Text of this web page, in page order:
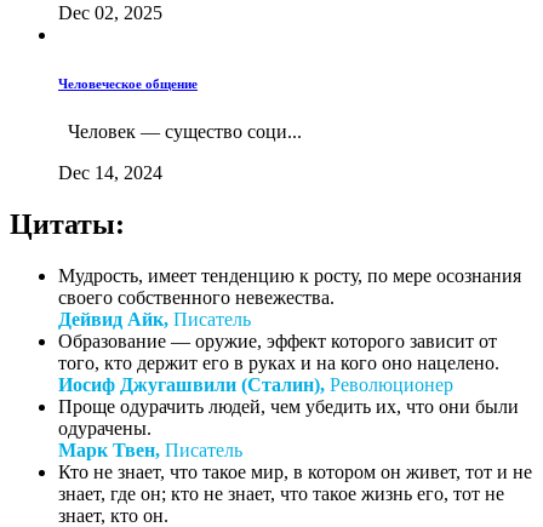
Dec 02, 2025
Человеческое общение
Человек — существо соци...
Dec 14, 2024
Цитаты:
Мудрость, имеет тенденцию к росту, по мере осознания
своего собственного невежества.
Дейвид Айк, Писатель
Образование — оружие, эффект которого зависит от
того, кто держит его в руках и на кого оно нацелено.
Иосиф Джугашвили (Сталин), Революционер
Проще одурачить людей, чем убедить их, что они были
одурачены.
Марк Твен, Писатель
Кто не знает, что такое мир, в котором он живет, тот и не
знает, где он; кто не знает, что такое жизнь его, тот не
знает, кто он.